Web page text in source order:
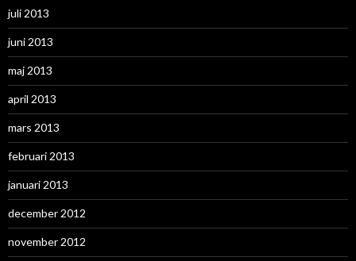
juli 2013
juni 2013
maj 2013
april 2013
mars 2013
februari 2013
januari 2013
december 2012
november 2012